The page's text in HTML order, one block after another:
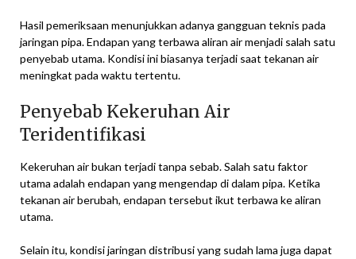
Hasil pemeriksaan menunjukkan adanya gangguan teknis pada
jaringan pipa. Endapan yang terbawa aliran air menjadi salah satu
penyebab utama. Kondisi ini biasanya terjadi saat tekanan air
meningkat pada waktu tertentu.
Penyebab Kekeruhan Air
Teridentifikasi
Kekeruhan air bukan terjadi tanpa sebab. Salah satu faktor
utama adalah endapan yang mengendap di dalam pipa. Ketika
tekanan air berubah, endapan tersebut ikut terbawa ke aliran
utama.
Selain itu, kondisi jaringan distribusi yang sudah lama juga dapat